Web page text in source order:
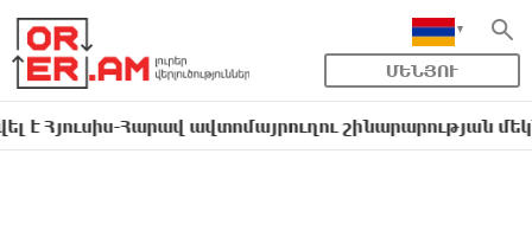
ՄԵՆՅՈՒ
Հարավ ավտոմայրուղու շինարարության մեկնարկը.